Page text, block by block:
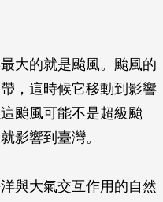
大的就是颱風。颱風的
，這時候它移動到影響
颱風可能不是超級颱
影響到臺灣。
與大氣交互作用的自然